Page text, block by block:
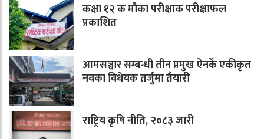
कक्षा १२ क मौका परीक्षाक परीक्षाफल
प्रकाशित
आमसञ्चार सम्बन्धी तीन प्रमुख ऐनकेँ एकीकृत
नवका विधेयक तर्जुमा तैयारी
राष्ट्रिय कृषि नीति, २०८३ जारी